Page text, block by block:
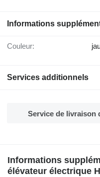
Informations
Couleur:
Services additionnels
Service de livraison
Informations
élévateur électrique